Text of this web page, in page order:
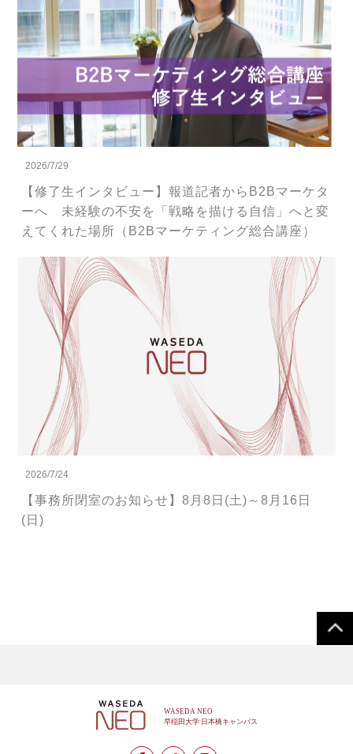
2026/7/29
【修了生インタビュー】報道記者からB2Bマーケタ
ーへ 未経験の不安を「戦略を描ける自信」へと変
えてくれた場所（B2Bマーケティング総合講座）
2026/7/24
【事務所閉室のお知らせ】8月8日(土)～8月16日
(日)